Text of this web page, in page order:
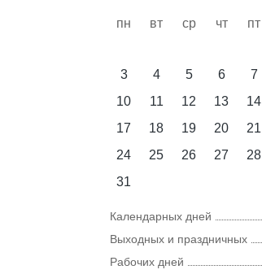
пн вт ср чт пт
3
4 5 6 7
10
11 12 13 14
17
18 19 20 21
24
25 26 27 28
31
Календарных дней
Выходных и праздничных
Рабочих дней